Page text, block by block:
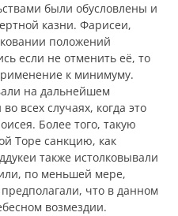
были обусловлены и
казни. Фарисеи,
положений
если не отменить её, то
к минимуму.
на дальнейшем
всех случаях, когда это
Более того, такую
Торе санкцию, как
также истолковывали
по меньшей мере,
что в данном
возмездии.